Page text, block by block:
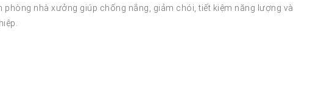
nhà xưởng giúp chống nắng, giảm chói, tiết kiệm năng lượng và